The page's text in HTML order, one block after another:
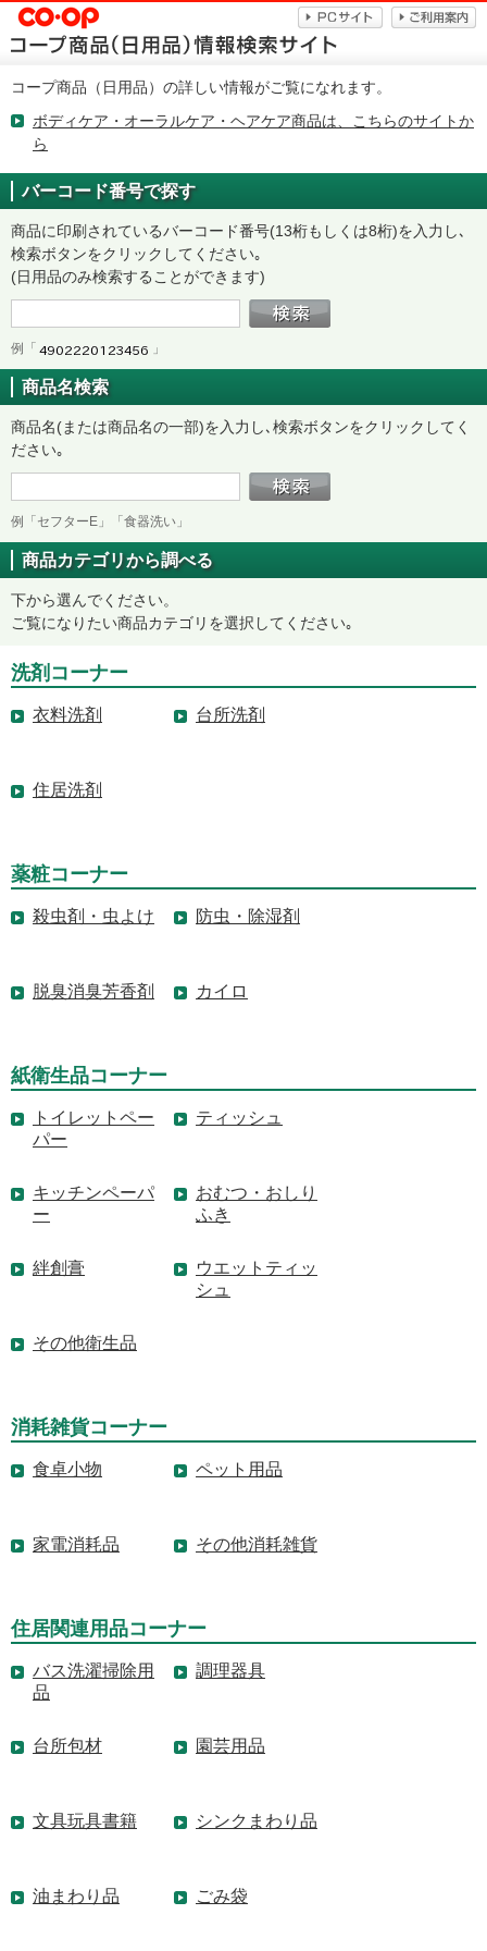
コープ商品（日用品）の詳しい情報がご覧になれます。
ボディケア・オーラルケア・ヘアケア商品は、こちらのサイトか
ら
バーコード番号で探す
商品に印刷されているバーコード番号(13桁もしくは8桁)を入力し､
検索ボタンをクリックしてください｡
(日用品のみ検索することができます)
例「 」
商品名検索
商品名(または商品名の一部)を入力し､検索ボタンをクリックしてく
ださい｡
例「セフターE」「食器洗い」
商品カテゴリから調べる
下から選んでください。
ご覧になりたい商品カテゴリを選択してください｡
洗剤コーナー
衣料洗剤 台所洗剤
住居洗剤
薬粧コーナー
殺虫剤・虫よけ 防虫・除湿剤
脱臭消臭芳香剤 カイロ
紙衛生品コーナー
トイレットペー
パー
ティッシュ
キッチンペーパ
ー
おむつ・おしり
ふき
絆創膏
ウエットティッ
シュ
その他衛生品
消耗雑貨コーナー
食卓小物 ペット用品
家電消耗品 その他消耗雑貨
住居関連用品コーナー
バス洗濯掃除用
品
調理器具
台所包材 園芸用品
文具玩具書籍 シンクまわり品
油まわり品 ごみ袋